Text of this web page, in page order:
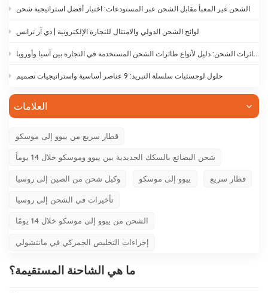
الشحن غير المعبأ مقابل الشحن عبر المستودعات: اختيار أفضل استراتيجية شحن
لوائح الشحن الدولي والامتثال للتجارة الإلكترونية | دي آر ترانس
حلول لوجستيات سلسلة التبريد: 9 عناصر أساسية واستراتيجيات تصميم
العلامات
قطار سريع من ييوو إلى موسكو
شحن البضائع بالسكك الحديدية بين ييوو وموسكو خلال 14 يوماً
وكيل شحن من الصين إلى روسيا ييوو إلى موسكو قطار سريع
تأخيرات في الشحن إلى روسيا
الشحن من ييوو إلى موسكو خلال 14 يومًا
إجراءات التخليص الجمركي في مانتشولي
ما هي الشاحنة المستقيمة؟